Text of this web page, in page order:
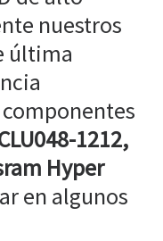
nuestros
última
1212,
Hyper
en algunos